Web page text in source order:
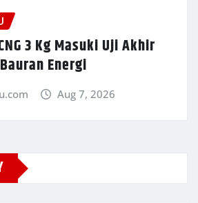
3 Kg Masuki Uji Akhir
Energi
Aug 7, 2026